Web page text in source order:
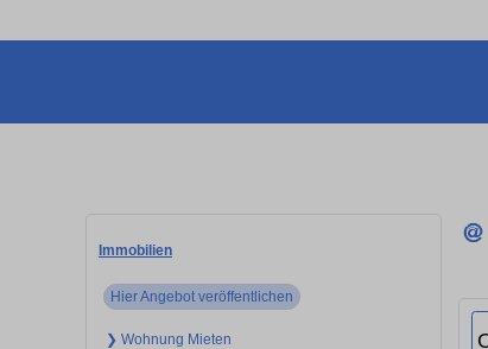
Immobilien
Hier Angebot veröffentlichen
❯ Wohnung Mieten